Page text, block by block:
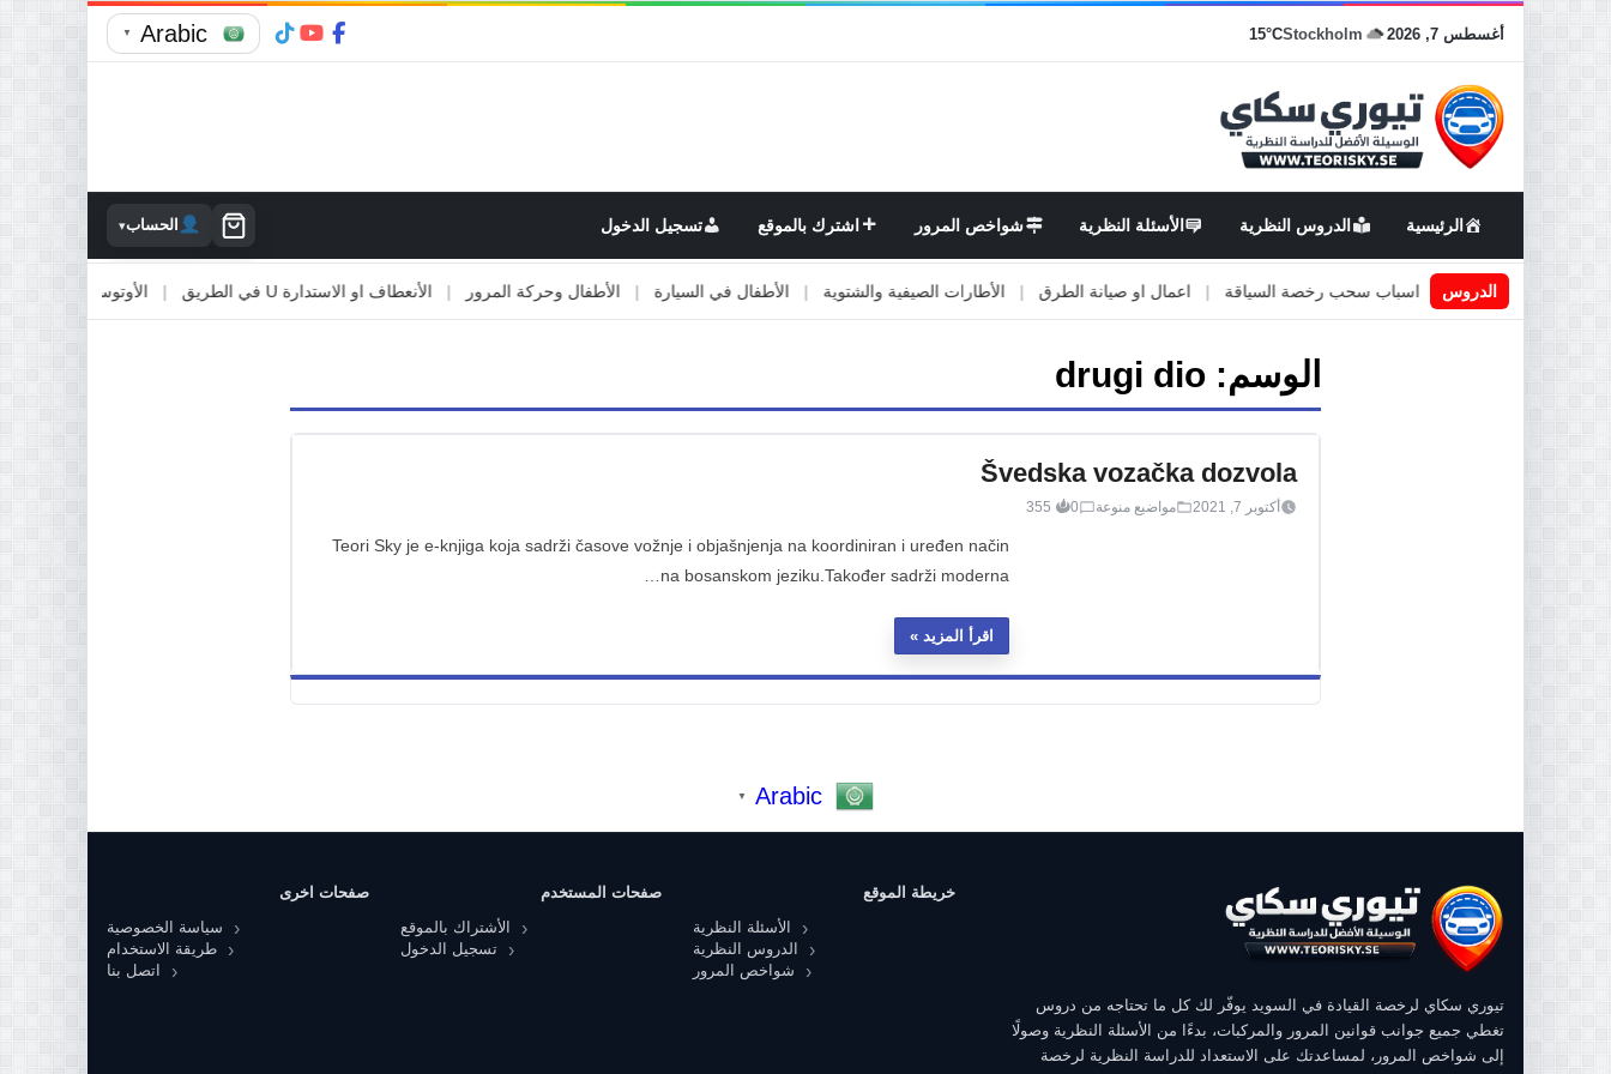
أغسطس 7, 2026 Stockholm
15°C
Arabic
▼
الرئيسية الدروس النظرية الأسئلة النظرية شواخص المرور اشترك بالموقع تسجيل الدخول الحساب▾
الدروسفي السويد | اسباب سحب رخصة السياقة | اعمال او صيانة الطرق | الأطارات الصيفية والشتوية | الأطفال في السيارة | الأطفال وحركة المرور | الأنعطاف او الاستدارة U في الطريق | الأوتوستراد والطرق
الوسم: drugi dio
Švedska vozačka dozvola
أكتوبر 7, 2021 مواضيع منوعة 0
355
Teori Sky je e-knjiga koja sadrži časove vožnje i objašnjenja na koordiniran i uređen način
na bosanskom jeziku.Također sadrži moderna…
اقرأ المزيد
Arabic
▼
تيوري سكاي لرخصة القيادة في السويد يوفّر لك كل ما تحتاجه من دروس
تغطي جميع جوانب قوانين المرور والمركبات، بدءًا من الأسئلة النظرية وصولًا
إلى شواخص المرور، لمساعدتك على الاستعداد للدراسة النظرية لرخصة
خريطة الموقع
الأسئلة النظرية
الدروس النظرية
شواخص المرور
صفحات المستخدم
الأشتراك بالموقع
تسجيل الدخول
صفحات اخرى
سياسة الخصوصية
طريقة الاستخدام
اتصل بنا